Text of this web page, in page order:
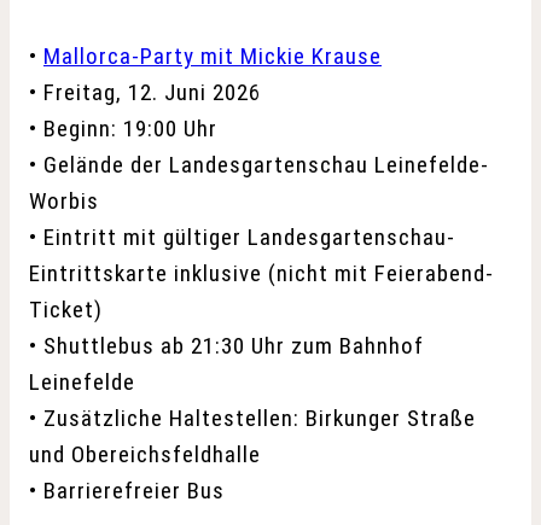
• Mallorca-Party mit Mickie Krause
• Freitag, 12. Juni 2026
• Beginn: 19:00 Uhr
• Gelände der Landesgartenschau Leinefelde-
Worbis
• Eintritt mit gültiger Landesgartenschau-
Eintrittskarte inklusive (nicht mit Feierabend-
Ticket)
• Shuttlebus ab 21:30 Uhr zum Bahnhof
Leinefelde
• Zusätzliche Haltestellen: Birkunger Straße
und Obereichsfeldhalle
• Barrierefreier Bus